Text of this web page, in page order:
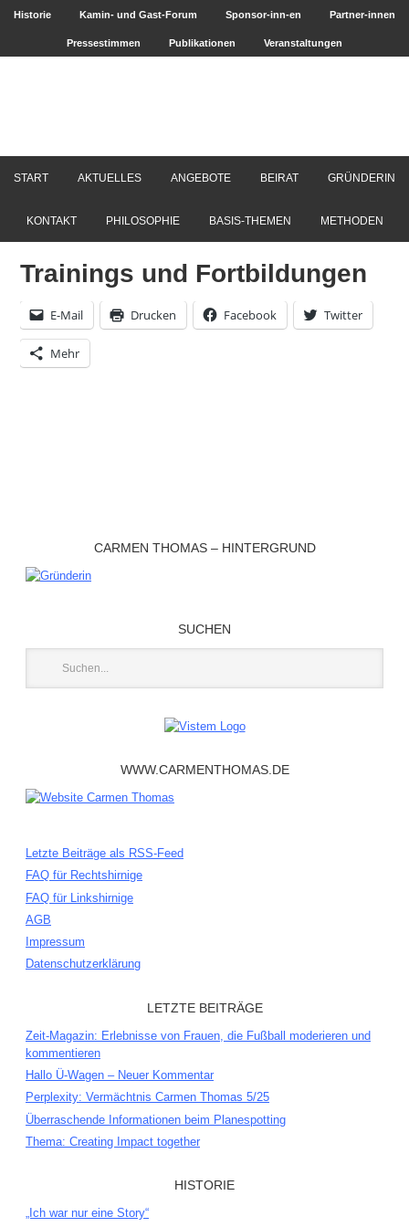
Historie Kamin- und Gast-Forum Sponsor-inn-en Partner-innen
Pressestimmen Publikationen Veranstaltungen
START AKTUELLES ANGEBOTE BEIRAT GRÜNDERIN
KONTAKT PHILOSOPHIE BASIS-THEMEN METHODEN
Trainings und Fortbildungen
E-Mail Drucken Facebook Twitter
Mehr
CARMEN THOMAS – HINTERGRUND
SUCHEN
WWW.CARMENTHOMAS.DE
Letzte Beiträge als RSS-Feed
FAQ für Rechtshirnige
FAQ für Linkshirnige
AGB
Impressum
Datenschutzerklärung
LETZTE BEITRÄGE
Zeit-Magazin: Erlebnisse von Frauen, die Fußball moderieren und
kommentieren
Hallo Ü-Wagen – Neuer Kommentar
Perplexity: Vermächtnis Carmen Thomas 5/25
Überraschende Informationen beim Planespotting
Thema: Creating Impact together
HISTORIE
„Ich war nur eine Story“